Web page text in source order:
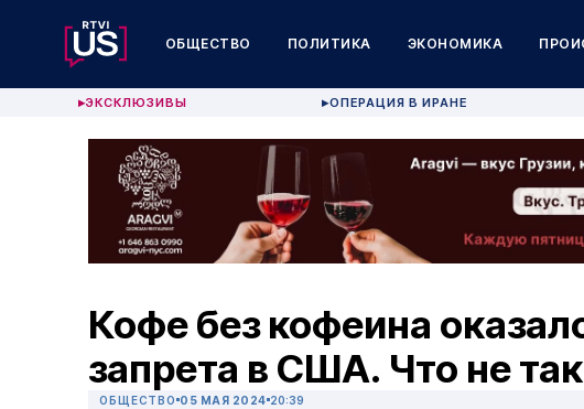
ОБЩЕСТВО ПОЛИТИКА ЭКОНОМИКА
▶ЭКСКЛЮЗИВЫ ▶ОПЕРАЦИЯ В ИРАНЕ
Кофе без кофеина
запрета в США. Что не
ОБЩЕСТВО 05 МАЯ 2024 20:39